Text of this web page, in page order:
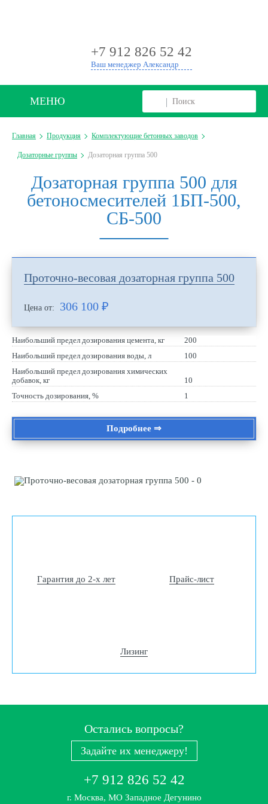
+7 912 826 52 42
Ваш менеджер Александр
МЕНЮ
Главная Продукция Комплектующие бетонных заводов
Дозаторные группы Дозаторная группа 500
Дозаторная группа 500 для
бетоносмесителей 1БП-500,
СБ-500
Проточно-весовая дозаторная группа 500
Цена от: 306 100 ₽
Наибольший предел дозирования цемента, кг
200
Наибольший предел дозирования воды, л
100
Наибольший предел дозирования химических
добавок, кг
10
Точность дозирования, %
1
Подробнее ⇒
Гарантия до 2-х лет Прайс-лист
Лизинг
Остались вопросы?
Задайте их менеджеру!
+7 912 826 52 42
г. Москва, МО Западное Дегунино